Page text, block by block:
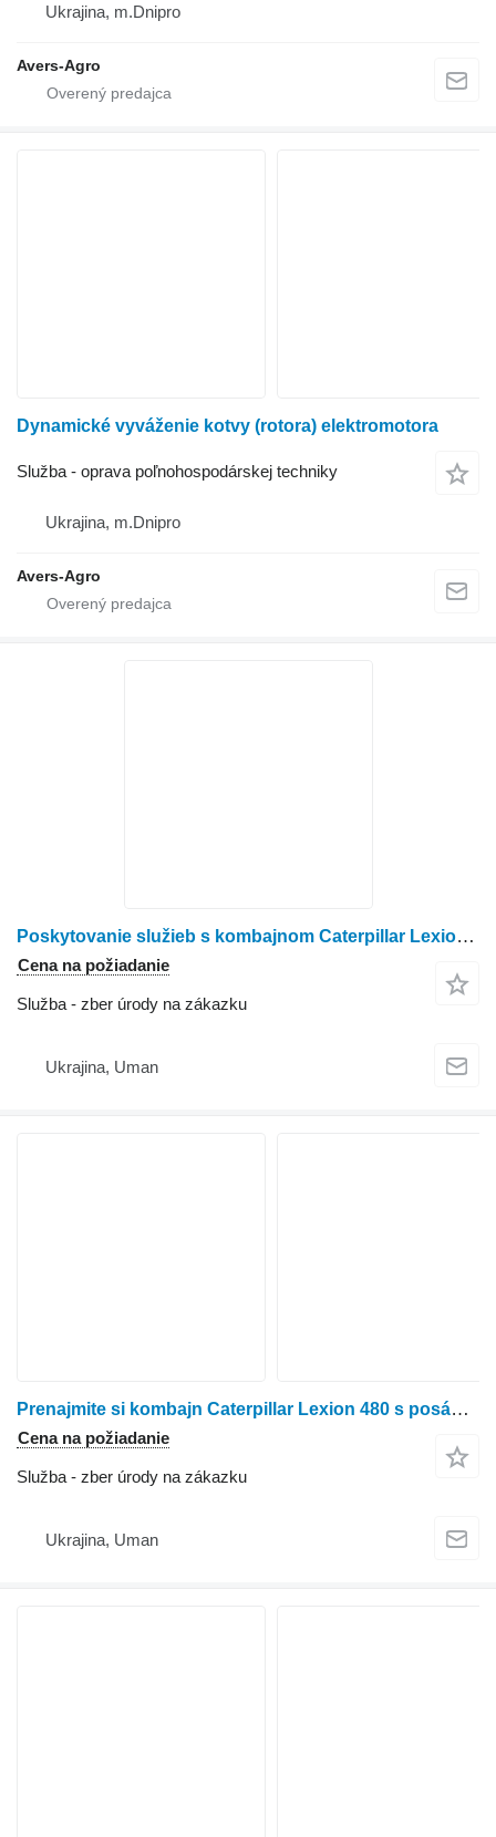
Ukrajina, m.Dnipro
Avers-Agro
Dynamické vyváženie kotvy (rotora) elektromotora
Služba - oprava poľnohospodárskej techniky
Ukrajina, m.Dnipro
Avers-Agro
Poskytovanie služieb s kombajnom Caterpillar Lexion 480
Cena na požiadanie
Služba - zber úrody na zákazku
Ukrajina, Uman
Prenajmite si kombajn Caterpillar Lexion 480 s posádkou
Cena na požiadanie
Služba - zber úrody na zákazku
Ukrajina, Uman